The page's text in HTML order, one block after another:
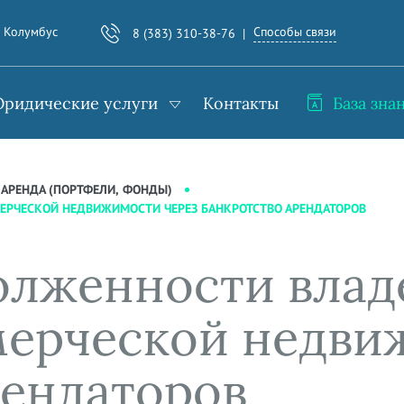
Колумбус 8 (383) 310-38-76 Способы связи
услуги Контакты База
(ПОРТФЕЛИ, ФОНДЫ)
НЕДВИЖИМОСТИ ЧЕРЕЗ БАНКРОТСТВО АРЕНДАТОРОВ